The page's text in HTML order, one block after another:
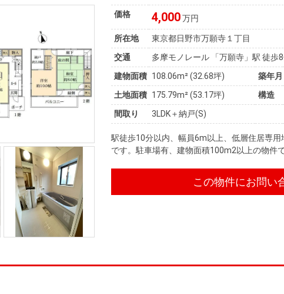
価格 4,000万円
所在地
東京都日野市万願寺１丁目
交通
多摩モノレール 「万願寺」駅 徒歩
建物面積 108.06m² (32.68坪) 築年月
土地面積 175.79m² (53.17坪) 構造
間取り
3LDK＋納戸(S)
駅徒歩10分以内、幅員6m以上、低層住居専
です。駐車場有、建物面積100m2以上の物件で
この物件にお問い